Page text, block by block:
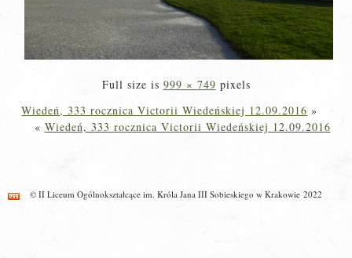
Full size is 999 × 749 pixels
Wiedeń, 333 rocznica Victorii Wiedeńskiej 12.09.2016 »
« Wiedeń, 333 rocznica Victorii Wiedeńskiej 12.09.2016
© II Liceum Ogólnokształcące im. Króla Jana III Sobieskiego w Krakowie 2022